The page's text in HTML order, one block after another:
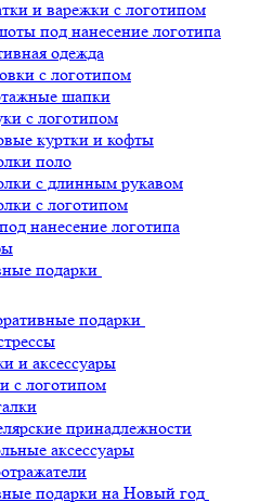
и варежки с логотипом
под нанесение логотипа
одежда
с логотипом
шапки
с логотипом
куртки и кофты
поло
с длинным рукавом
с логотипом
нанесение логотипа
подарки
подарки
и аксессуары
с логотипом
принадлежности
аксессуары
подарки на Новый год